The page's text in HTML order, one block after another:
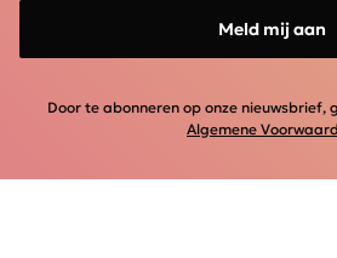
Meld mij aan
Door te abonneren op onze nieuwsbrief,
Algemene